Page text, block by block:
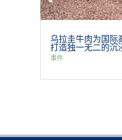
乌拉圭牛肉为国际
打造独一无二的沉
事件